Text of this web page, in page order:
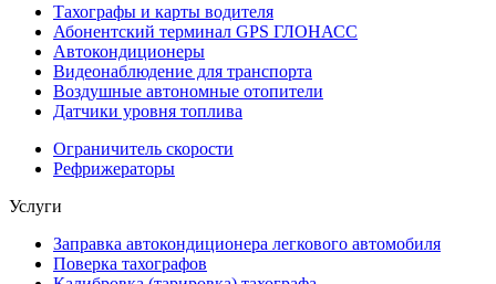
Тахографы и карты водителя
Абонентский терминал GPS ГЛОНАСС
Автокондиционеры
Видеонаблюдение для транспорта
Воздушные автономные отопители
Датчики уровня топлива
Ограничитель скорости
Рефрижераторы
Услуги
Заправка автокондиционера легкового автомобиля
Поверка тахографов